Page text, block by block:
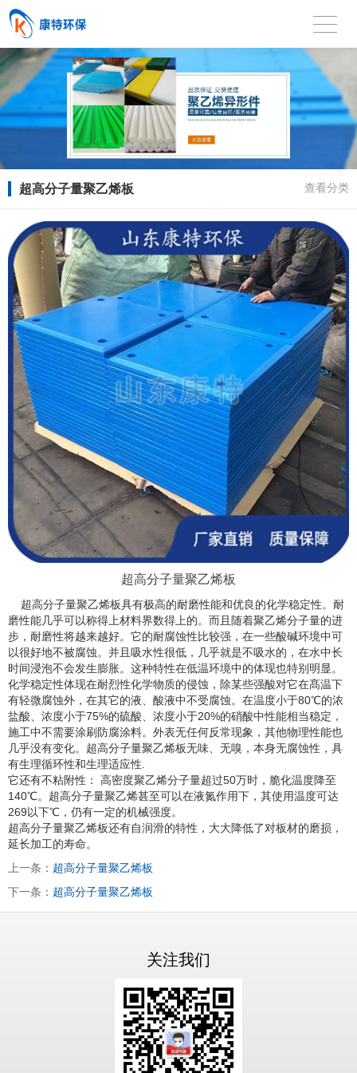
超高分子量聚乙烯板 查看分类
超高分子量聚乙烯板
超高分子量聚乙烯板具有极高的耐磨性能和优良的化学稳定性。耐
磨性能几乎可以称得上材料界数得上的。而且随着聚乙烯分子量的进
步，耐磨性将越来越好。它的耐腐蚀性比较强，在一些酸碱环境中可
以很好地不被腐蚀。并且吸水性很低，几乎就是不吸水的，在水中长
时间浸泡不会发生膨胀。这种特性在低温环境中的体现也特别明显。
化学稳定性体现在耐烈性化学物质的侵蚀，除某些强酸对它在髙温下
有轻微腐蚀外，在其它的液、酸液中不受腐蚀。在温度小于80℃的浓
盐酸、浓度小于75%的硫酸、浓度小于20%的硝酸中性能相当稳定，
施工中不需要涂刷防腐涂料。外表无任何反常现象，其他物理性能也
几乎没有变化。超高分子量聚乙烯板无味、无嗅，本身无腐蚀性，具
有生理循环性和生理适应性.
它还有不粘附性： 高密度聚乙烯分子量超过50万时，脆化温度降至
140℃。超高分子量聚乙烯甚至可以在液氮作用下，其使用温度可达
269以下℃，仍有一定的机械强度。
超高分子量聚乙烯板还有自润滑的特性，大大降低了对板材的磨损，
延长加工的寿命。
上一条： 超高分子量聚乙烯板
下一条： 超高分子量聚乙烯板
关注我们